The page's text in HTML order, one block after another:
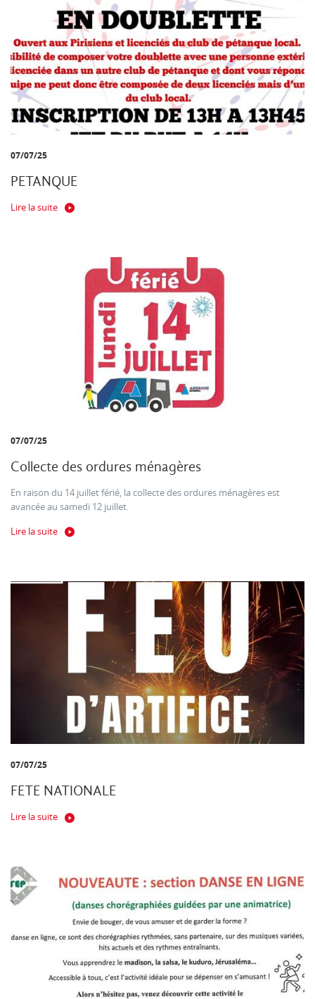
07/07/25
PETANQUE
Lire la suite
07/07/25
Collecte des ordures ménagères
En raison du 14 juillet férié, la collecte des ordures ménagères est
avancée au samedi 12 juillet.
Lire la suite
07/07/25
FETE NATIONALE
Lire la suite